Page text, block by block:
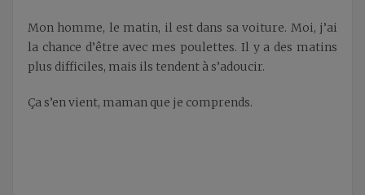
Mon homme, le matin, il est dans sa voiture. Moi, j’ai
la chance d’être avec mes poulettes. Il y a des matins
plus difficiles, mais ils tendent à s’adoucir.
Ça s’en vient, maman que je comprends.